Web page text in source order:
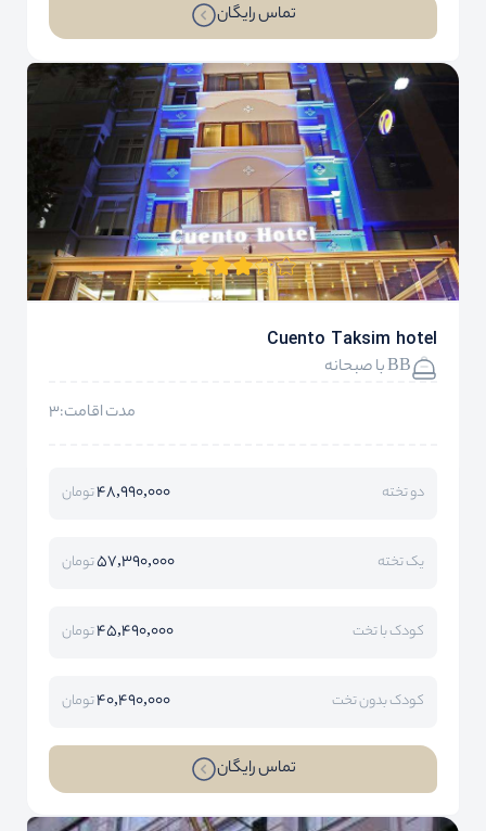
تماس رایگان
Cuento Taksim hotel
BB با صبحانه
مدت اقامت:3
دو تخته 48,990,000تومان
یک تخته 57,390,000تومان
کودک با تخت 45,490,000تومان
کودک بدون تخت 40,490,000تومان
تماس رایگان